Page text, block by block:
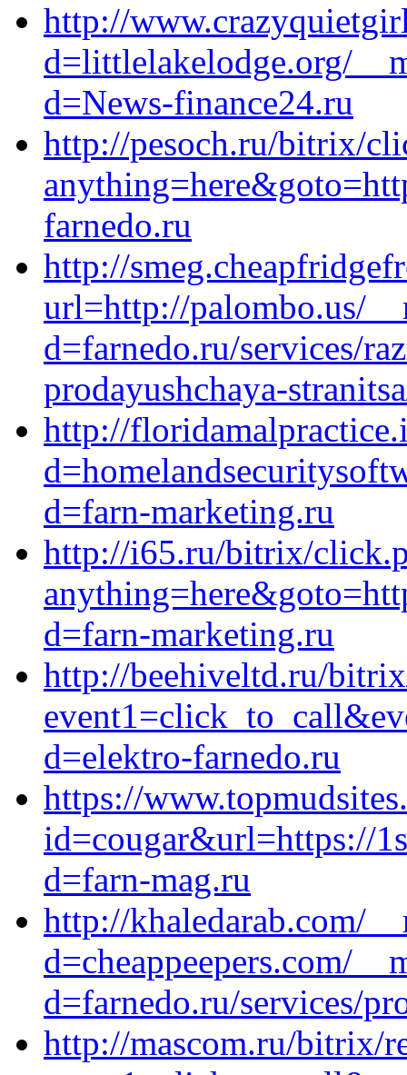
http://
d=littlelakelodge.org/
d=News-finance24.ru
http://pesoch.ru/bitrix/
farnedo.ru
http://
url=http://palombo.us/
d=farnedo.ru/services/
prodayushchaya-
http://
d=farn-marketing.ru
http://i65.ru/bitrix/
d=farn-marketing.ru
http://beehiveltd.ru/
d=elektro-farnedo.ru
https://
id=cougar&url=https://
d=farn-mag.ru
http://khaledarab.com/
d=cheappeepers.com/
d=farnedo.ru/services/
http://mascom.ru/bitrix/